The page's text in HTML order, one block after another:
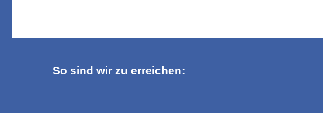
So sind wir zu erreichen: